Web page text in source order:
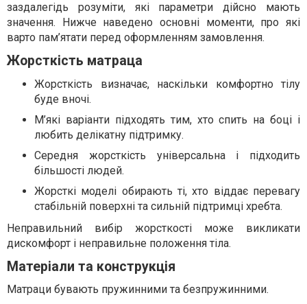
заздалегідь розуміти, які параметри дійсно мають
значення. Нижче наведено основні моменти, про які
варто пам’ятати перед оформленням замовлення.
Жорсткість матраца
Жорсткість визначає, наскільки комфортно тілу
буде вночі.
М’які варіанти підходять тим, хто спить на боці і
любить делікатну підтримку.
Середня жорсткість універсальна і підходить
більшості людей.
Жорсткі моделі обирають ті, хто віддає перевагу
стабільній поверхні та сильній підтримці хребта.
Неправильний вибір жорсткості може викликати
дискомфорт і неправильне положення тіла.
Матеріали та конструкція
Матраци бувають пружинними та безпружинними.